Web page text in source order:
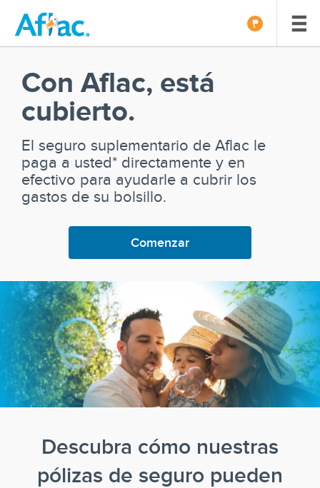
Con Aflac, está
cubierto.
El seguro suplementario de Aflac le
paga a usted* directamente y en
efectivo para ayudarle a cubrir los
gastos de su bolsillo.
Comenzar
Descubra cómo nuestras
pólizas de seguro pueden